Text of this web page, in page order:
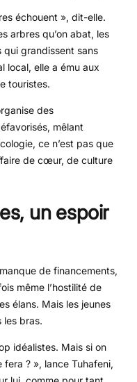
échouent », dit-elle.
arbres qu’on abat, les
qui grandissent sans
local, elle a ému aux
touristes.
des
mêlant
ce n’est pas que
de cœur, de culture
un espoir
de financements,
même l’hostilité de
élans. Mais les jeunes
les bras.
idéalistes. Mais si on
fera ? », lance Tuhafeni,